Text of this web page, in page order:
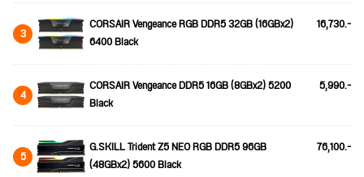
3
CORSAIR Vengeance RGB DDR5 32GB (16GBx2)
6400 Black
16,730.-
4
CORSAIR Vengeance DDR5 16GB (8GBx2) 5200
Black
5,990.-
5
G.SKILL Trident Z5 NEO RGB DDR5 96GB
(48GBx2) 5600 Black
76,100.-